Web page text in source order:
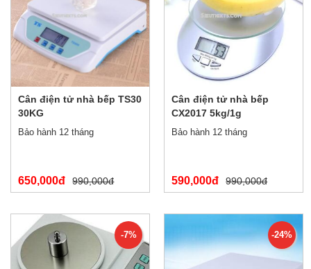
Cân điện tử nhà bếp TS30
30KG
Bảo hành 12 tháng
650,000đ 990,000đ
Cân điện tử nhà bếp
CX2017 5kg/1g
Bảo hành 12 tháng
590,000đ 990,000đ
-7% -24%